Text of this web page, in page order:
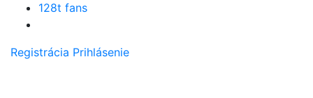
128t fans
Registrácia Prihlásenie